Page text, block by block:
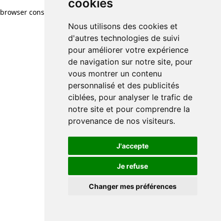
cookies
Nous utilisons des cookies et
d'autres technologies de suivi
pour améliorer votre expérience
de navigation sur notre site, pour
vous montrer un contenu
personnalisé et des publicités
ciblées, pour analyser le trafic de
notre site et pour comprendre la
provenance de nos visiteurs.
J'accepte
Je refuse
Changer mes préférences
browser console for more information)